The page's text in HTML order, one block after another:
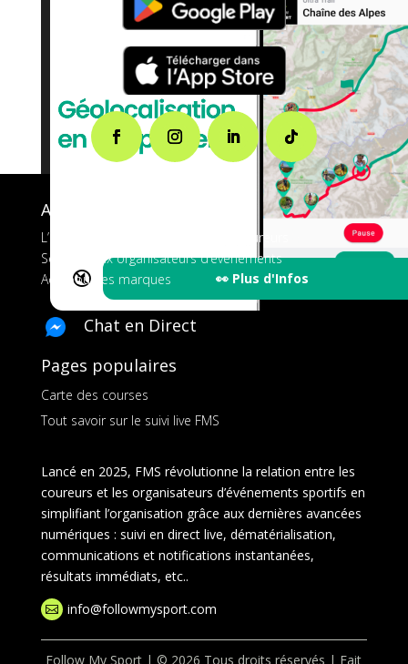
🔇 👀 Plus d'Infos
A propos de FMS
L’application tout-en-un pour les coureurs
Services aux organisateurs d’événements
Ads pour les marques
Chat en Direct
Pages populaires
Carte des courses
Tout savoir sur le suivi live FMS
Lancé en 2025, FMS révolutionne la relation entre les
coureurs et les organisateurs d’événements sportifs en
simplifiant l’organisation grâce aux dernières avancées
numériques : suivi en direct live, dématérialisation,
communications et notifications instantanées,
résultats immédiats, etc..
 info@followmysport.com
Follow My Sport | © 2026 Tous droits réservés | Fait